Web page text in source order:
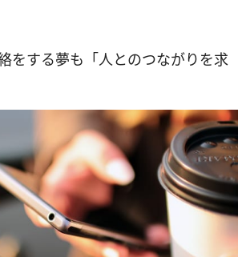
をする夢も「人とのつながりを求